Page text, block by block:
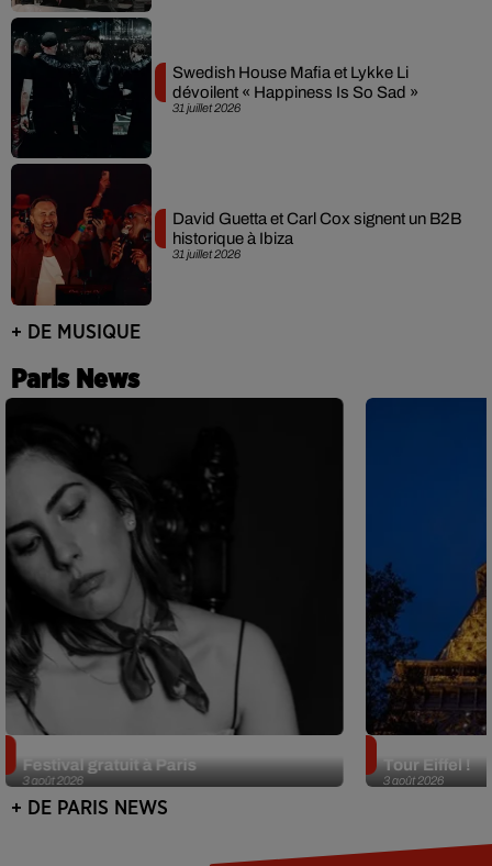
31 juillet 2026
Swedish House Mafia et Lykke Li
dévoilent « Happiness Is So Sad »
31 juillet 2026
David Guetta et Carl Cox signent un B2B
historique à Ibiza
+ DE MUSIQUE
Paris News
3 août 2026
Festival gratuit à Paris
3 août 2026
Tour Eiffel !
+ DE PARIS NEWS